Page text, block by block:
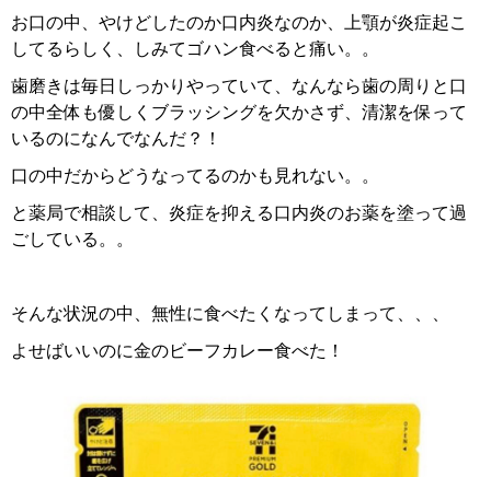
お口の中、やけどしたのか口内炎なのか、上顎が炎症起こ
してるらしく、しみてゴハン食べると痛い。。
歯磨きは毎日しっかりやっていて、なんなら歯の周りと口
の中全体も優しくブラッシングを欠かさず、清潔を保って
いるのになんでなんだ？！
口の中だからどうなってるのかも見れない。。
と薬局で相談して、炎症を抑える口内炎のお薬を塗って過
ごしている。。
そんな状況の中、無性に食べたくなってしまって、、、
よせばいいのに金のビーフカレー食べた！